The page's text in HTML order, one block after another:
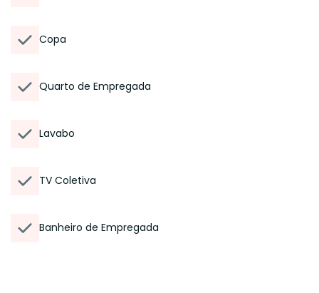
Copa
Quarto de Empregada
Lavabo
TV Coletiva
Banheiro de Empregada